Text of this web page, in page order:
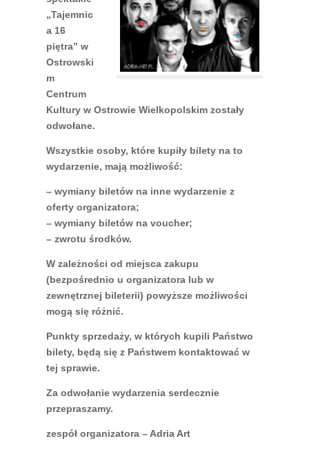
„Tajemnic
a 16
piętra” w
Ostrowski
m
Centrum
Kultury w Ostrowie Wielkopolskim zostały
odwołane.
Wszystkie osoby, które kupiły bilety na to
wydarzenie, mają możliwość:
– wymiany biletów na inne wydarzenie z
oferty organizatora;
– wymiany biletów na voucher;
– zwrotu środków.
W zależności od miejsca zakupu
(bezpośrednio u organizatora lub w
zewnętrznej bileterii) powyższe możliwości
mogą się różnić.
Punkty sprzedaży, w których kupili Państwo
bilety, będą się z Państwem kontaktować w
tej sprawie.
Za odwołanie wydarzenia serdecznie
przepraszamy.
zespół organizatora – Adria Art